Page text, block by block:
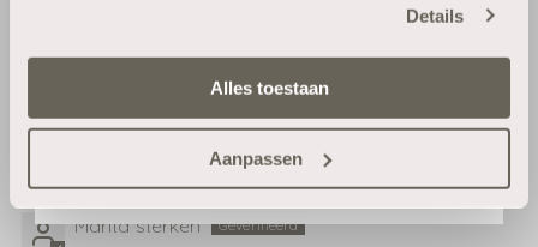
Details
Alles toestaan
Aanpassen
Sort by
10/03/2026
Marita sterken
Ja, geef mij 10% korting
Nee, ik wil geen korting